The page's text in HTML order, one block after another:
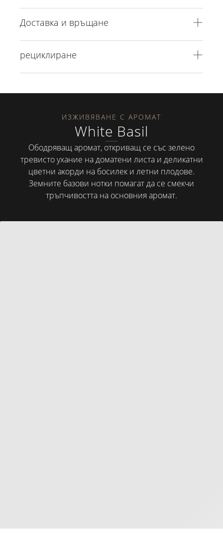
Доставка и връщане
рециклиране
ИЗЖИВЯВАНЕ С АРОМАТ
White Basil
Ободряващ аромат, откриващ се със зелено
тревисто ухание на доматени листа и деликатни
цветни акорди на босилек и летни плодове.
Земните базови нотки помагат да се смекчи
тръпчивостта на основния аромат.